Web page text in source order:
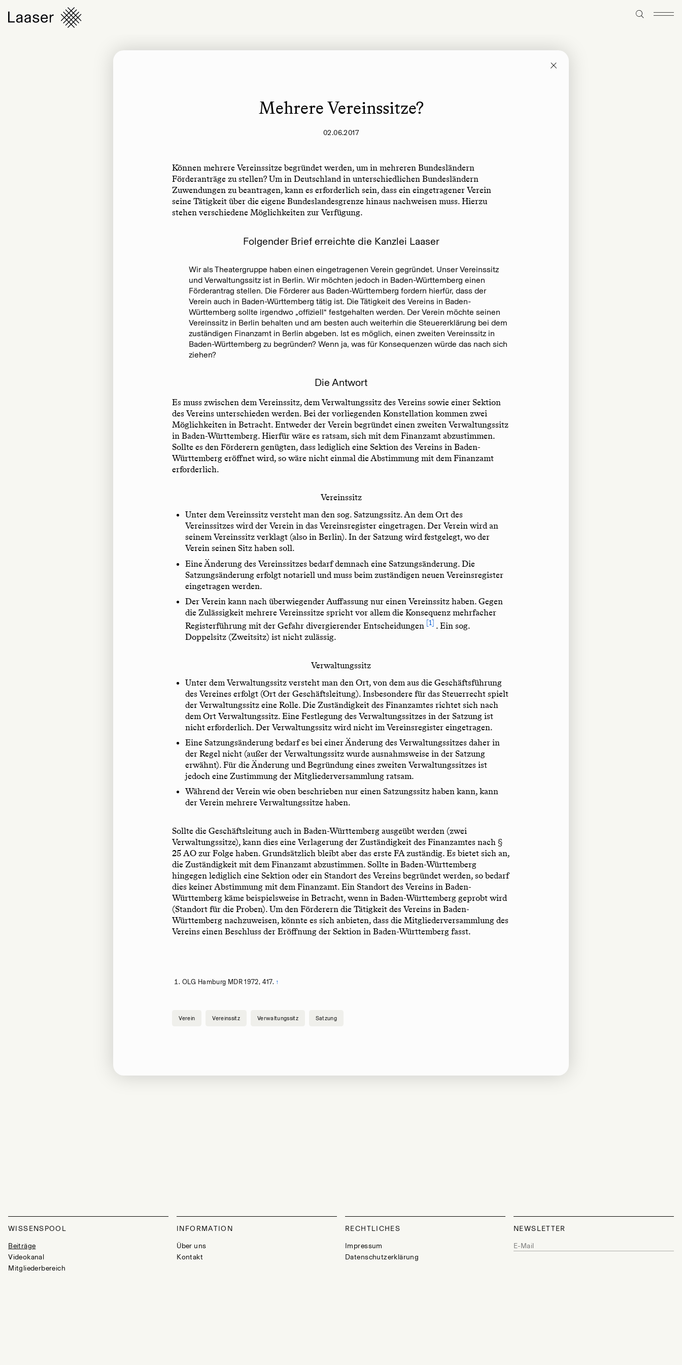
Mehrere Vereinssitze?
02.06.2017
Können mehrere Vereinssitze begründet werden, um in mehreren Bundesländern
Förderanträge zu stellen? Um in Deutschland in unterschiedlichen Bundesländern
Zuwendungen zu beantragen, kann es erforderlich sein, dass ein eingetragener Verein
seine Tätigkeit über die eigene Bundeslandesgrenze hinaus nachweisen muss. Hierzu
stehen verschiedene Möglichkeiten zur Verfügung.
Folgender Brief erreichte die Kanzlei Laaser
Wir als Theatergruppe haben einen eingetragenen Verein gegründet. Unser Vereinssitz
und Verwaltungssitz ist in Berlin. Wir möchten jedoch in Baden-Württemberg einen
Förderantrag stellen. Die Förderer aus Baden-Württemberg fordern hierfür, dass der
Verein auch in Baden-Württemberg tätig ist. Die Tätigkeit des Vereins in Baden-
Württemberg sollte irgendwo „offiziell“ festgehalten werden. Der Verein möchte seinen
Vereinssitz in Berlin behalten und am besten auch weiterhin die Steuererklärung bei dem
zuständigen Finanzamt in Berlin abgeben. Ist es möglich, einen zweiten Vereinssitz in
Baden-Württemberg zu begründen? Wenn ja, was für Konsequenzen würde das nach sich
ziehen?
Die Antwort
Es muss zwischen dem Vereinssitz, dem Verwaltungssitz des Vereins sowie einer Sektion
des Vereins unterschieden werden. Bei der vorliegenden Konstellation kommen zwei
Möglichkeiten in Betracht. Entweder der Verein begründet einen zweiten Verwaltungssitz
in Baden-Württemberg. Hierfür wäre es ratsam, sich mit dem Finanzamt abzustimmen.
Sollte es den Förderern genügten, dass lediglich eine Sektion des Vereins in Baden-
Württemberg eröffnet wird, so wäre nicht einmal die Abstimmung mit dem Finanzamt
erforderlich.
Vereinssitz
Unter dem Vereinssitz versteht man den sog. Satzungssitz. An dem Ort des
Vereinssitzes wird der Verein in das Vereinsregister eingetragen. Der Verein wird an
seinem Vereinssitz verklagt (also in Berlin). In der Satzung wird festgelegt, wo der
Verein seinen Sitz haben soll.
Eine Änderung des Vereinssitzes bedarf demnach eine Satzungsänderung. Die
Satzungsänderung erfolgt notariell und muss beim zuständigen neuen Vereinsregister
eingetragen werden.
Der Verein kann nach überwiegender Auffassung nur einen Vereinssitz haben. Gegen
die Zulässigkeit mehrere Vereinssitze spricht vor allem die Konsequenz mehrfacher
Registerführung mit der Gefahr divergierender Entscheidungen 1 . Ein sog.
Doppelsitz (Zweitsitz) ist nicht zulässig.
Verwaltungssitz
Unter dem Verwaltungssitz versteht man den Ort, von dem aus die Geschäftsführung
des Vereines erfolgt (Ort der Geschäftsleitung). Insbesondere für das Steuerrecht spielt
der Verwaltungssitz eine Rolle. Die Zuständigkeit des Finanzamtes richtet sich nach
dem Ort Verwaltungssitz. Eine Festlegung des Verwaltungssitzes in der Satzung ist
nicht erforderlich. Der Verwaltungssitz wird nicht im Vereinsregister eingetragen.
Eine Satzungsänderung bedarf es bei einer Änderung des Verwaltungssitzes daher in
der Regel nicht (außer der Verwaltungssitz wurde ausnahmsweise in der Satzung
erwähnt). Für die Änderung und Begründung eines zweiten Verwaltungssitzes ist
jedoch eine Zustimmung der Mitgliederversammlung ratsam.
Während der Verein wie oben beschrieben nur einen Satzungssitz haben kann, kann
der Verein mehrere Verwaltungssitze haben.
Sollte die Geschäftsleitung auch in Baden-Württemberg ausgeübt werden (zwei
Verwaltungssitze), kann dies eine Verlagerung der Zuständigkeit des Finanzamtes nach §
25 AO zur Folge haben. Grundsätzlich bleibt aber das erste FA zuständig. Es bietet sich an,
die Zuständigkeit mit dem Finanzamt abzustimmen. Sollte in Baden-Württemberg
hingegen lediglich eine Sektion oder ein Standort des Vereins begründet werden, so bedarf
dies keiner Abstimmung mit dem Finanzamt. Ein Standort des Vereins in Baden-
Württemberg käme beispielsweise in Betracht, wenn in Baden-Württemberg geprobt wird
(Standort für die Proben). Um den Förderern die Tätigkeit des Vereins in Baden-
Württemberg nachzuweisen, könnte es sich anbieten, dass die Mitgliederversammlung des
Vereins einen Beschluss der Eröffnung der Sektion in Baden-Württemberg fasst.
OLG Hamburg MDR 1972, 417. ↑
Verein Vereinssitz Verwaltungssitz Satzung
WISSENSPOOL
Beiträge
Videokanal
Mitgliederbereich
INFORMATION
Über uns
Kontakt
RECHTLICHES
Impressum
Datenschutzerklärung
NEWSLETTER